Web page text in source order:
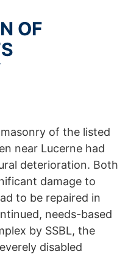
OF
of the listed
near Lucerne had
deterioration. Both
damage to
to be repaired in
needs-based
by SSBL, the
disabled
prehliadačového
v plnom rozsahu
webovej stránky. Okrem
údajov, ktoré sa
stránky (vrátene Vašej IP-
takým spôsobom, že si
plugin, ktorý je
hypertextovým odkazom:
gaoptout?hl=en
odkaz môžete
zabrániť evidovaniu
Out-Cookie, ktorý zabráni
budúcich návštevách tejto
a GoogleGDPRa